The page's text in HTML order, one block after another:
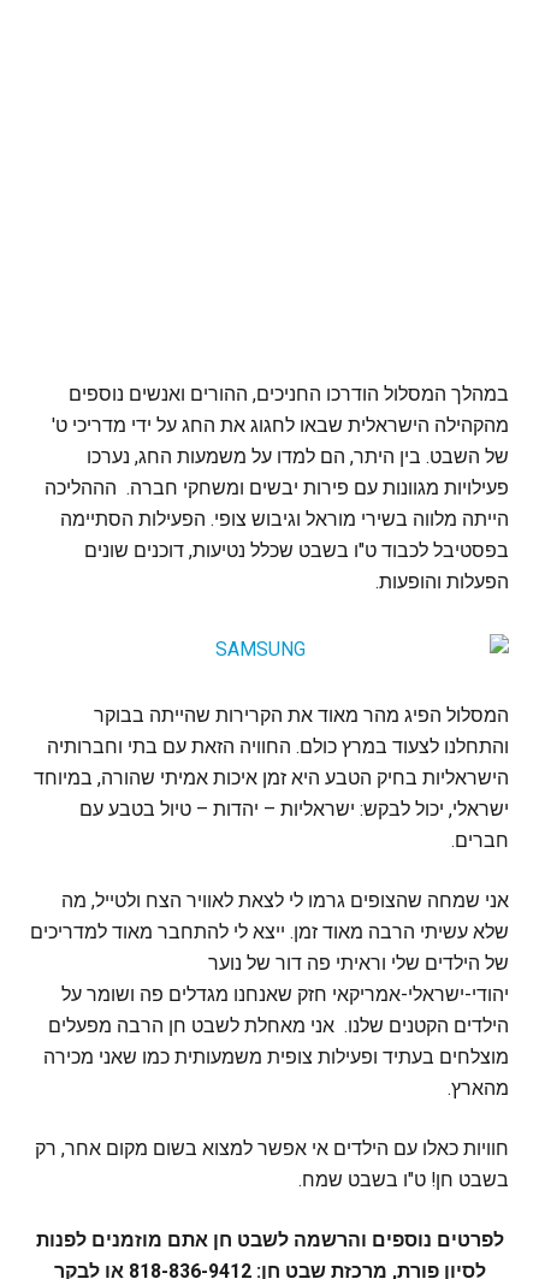
במהלך המסלול הודרכו החניכים, ההורים ואנשים נוספים
מהקהילה הישראלית שבאו לחגוג את החג על ידי מדריכי ט'
של השבט. בין היתר, הם למדו על משמעות החג, נערכו
פעילויות מגוונות עם פירות יבשים ומשחקי חברה. הההליכה
הייתה מלווה בשירי מוראל וגיבוש צופי. הפעילות הסתיימה
בפסטיבל לכבוד ט"ו בשבט שכלל נטיעות, דוכנים שונים
הפעלות והופעות.
המסלול הפיג מהר מאוד את הקרירות שהייתה בבוקר
והתחלנו לצעוד במרץ כולם. החוויה הזאת עם בתי וחברותיה
הישראליות בחיק הטבע היא זמן איכות אמיתי שהורה, במיוחד
ישראלי, יכול לבקש: ישראליות – יהדות – טיול בטבע עם
חברים.
אני שמחה שהצופים גרמו לי לצאת לאוויר הצח ולטייל, מה
שלא עשיתי הרבה מאוד זמן. ייצא לי להתחבר מאוד למדריכים
של הילדים שלי וראיתי פה דור של נוער
יהודי-ישראלי-אמריקאי חזק שאנחנו מגדלים פה ושומר על
הילדים הקטנים שלנו. אני מאחלת לשבט חן הרבה מפעלים
מוצלחים בעתיד ופעילות צופית משמעותית כמו שאני מכירה
מהארץ.
חוויות כאלו עם הילדים אי אפשר למצוא בשום מקום אחר, רק
בשבט חן! ט"ו בשבט שמח.
לפרטים נוספים והרשמה לשבט חן אתם מוזמנים לפנות
לסיון פורת, מרכזת שבט חן: 818-836-9412 או לבקר